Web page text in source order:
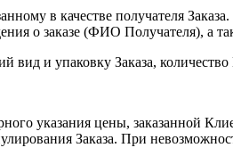
в качестве получателя
о заказе (ФИО Получателя), а
и упаковку Заказа,
указания цены, заказанной
Заказа. При